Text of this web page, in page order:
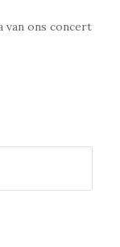
ons concert